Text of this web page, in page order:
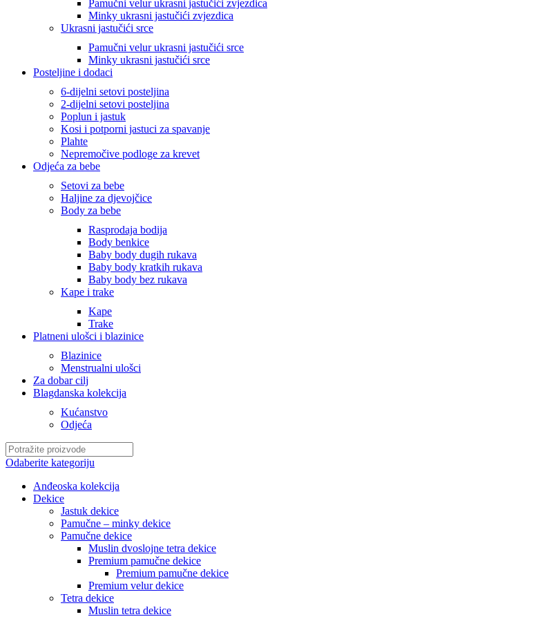
Pamučni velur ukrasni jastučići zvjezdica
Minky ukrasni jastučići zvjezdica
Ukrasni jastučići srce
Pamučni velur ukrasni jastučići srce
Minky ukrasni jastučići srce
Posteljine i dodaci
6-dijelni setovi posteljina
2-dijelni setovi posteljina
Poplun i jastuk
Kosi i potporni jastuci za spavanje
Plahte
Nepremočive podloge za krevet
Odjeća za bebe
Setovi za bebe
Haljine za djevojčice
Body za bebe
Rasprodaja bodija
Body benkice
Baby body dugih rukava
Baby body kratkih rukava
Baby body bez rukava
Kape i trake
Kape
Trake
Platneni ulošci i blazinice
Blazinice
Menstrualni ulošci
Za dobar cilj
Blagdanska kolekcija
Kućanstvo
Odjeća
Odaberite kategoriju
Anđeoska kolekcija
Dekice
Jastuk dekice
Pamučne – minky dekice
Pamučne dekice
Muslin dvoslojne tetra dekice
Premium pamučne dekice
Premium pamučne dekice
Premium velur dekice
Tetra dekice
Muslin tetra dekice